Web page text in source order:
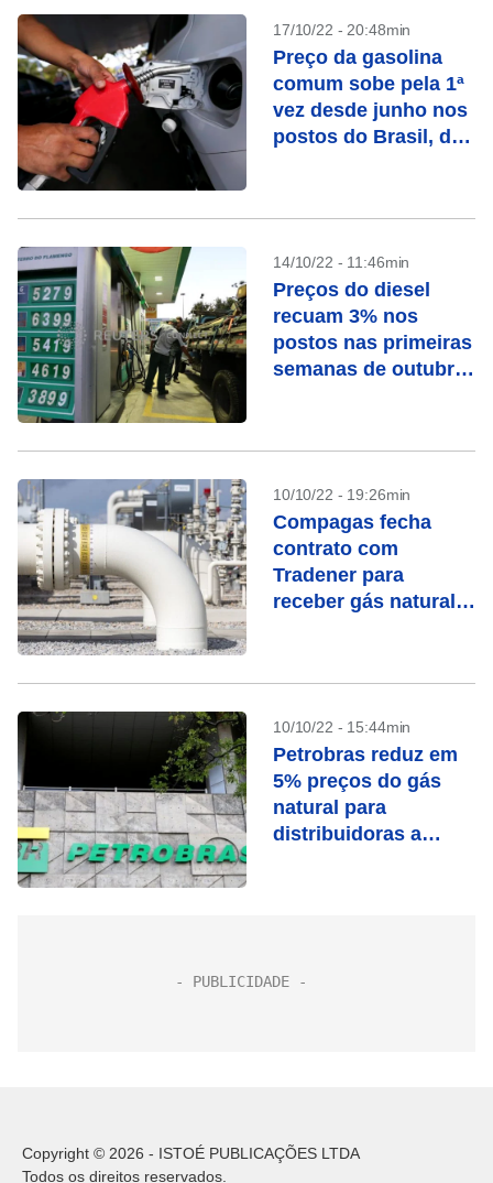
17/10/22 - 20:48min
Preço da gasolina
comum sobe pela 1ª
vez desde junho nos
postos do Brasil, diz
14/10/22 - 11:46min
Preços do diesel
recuam 3% nos
postos nas primeiras
semanas de outubro,
10/10/22 - 19:26min
Compagas fecha
contrato com
Tradener para
receber gás natural,
10/10/22 - 15:44min
Petrobras reduz em
5% preços do gás
natural para
distribuidoras a
Copyright © 2026 - ISTOÉ PUBLICAÇÕES LTDA
Todos os direitos reservados.